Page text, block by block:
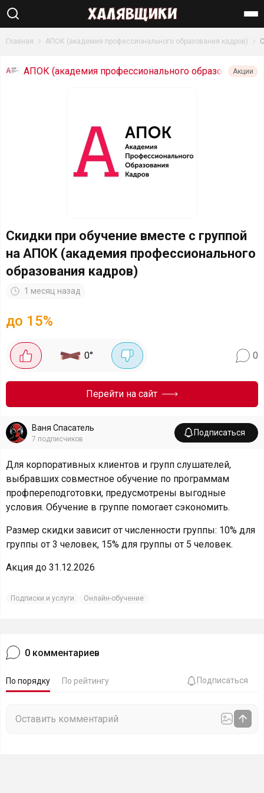
Найти
Главная АПОК (академия профессионального образования кадров)
АПОК (академия профессионального образов
Акции
Скидки при обучение вместе с группой
на АПОК (академия профессионального
образования кадров)
1 месяц назад
до 15%
0° 0
Перейти на сайт
Ваня Спасатель
7 подписчиков
Подписаться
Для корпоративных клиентов и групп слушателей,
выбравших совместное обучение по программам
профпереподготовки, предусмотрены выгодные
условия. Обучение в группе помогает сэкономить.
Размер скидки зависит от численности группы: 10% для
группы от 3 человек, 15% для группы от 5 человек.
Акция до 31.12.2026
Подписки и услуги Онлайн-обучение
0 комментариев
По порядку По рейтингу Подписаться